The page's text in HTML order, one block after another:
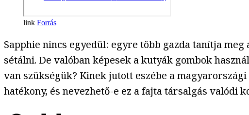
Forrás
Sapphie nincs egyedül: egyre több gazda tanítja
sétálni. De valóban képesek a kutyák gombok
van szükségük? Kinek jutott eszébe a
hatékony, és nevezhető-e ez a fajta társalgás valódi